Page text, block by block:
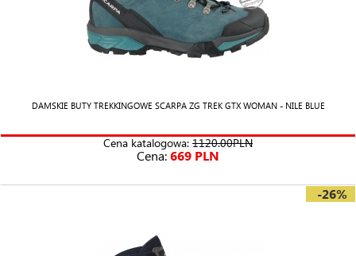
DAMSKIE BUTY TREKKINGOWE SCARPA ZG TREK GTX WOMAN - NILE BLUE
Cena katalogowa: 1120.00PLN
Cena:669 PLN
-26%